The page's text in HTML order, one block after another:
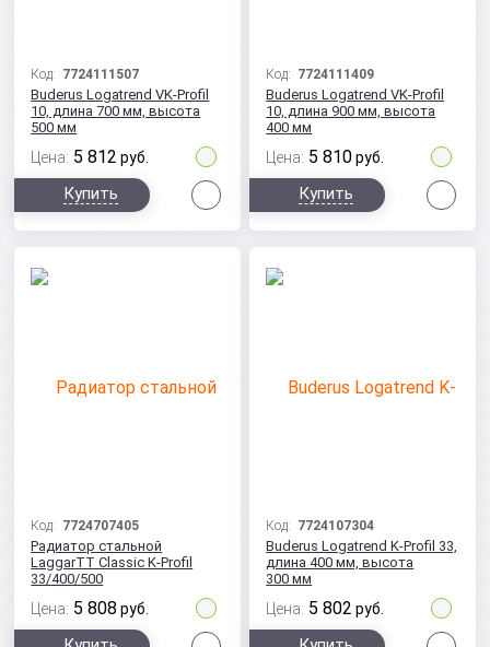
Код: 7724111507
Buderus Logatrend VK-Profil
10, длина 700 мм, высота
500 мм
Цена: 5 812 руб.
Купить
Код: 7724111409
Buderus Logatrend VK-Profil
10, длина 900 мм, высота
400 мм
Цена: 5 810 руб.
Купить
Код: 7724707405
Радиатор стальной
LaggarTT Classic K-Profil
33/400/500
Цена: 5 808 руб.
Код: 7724107304
Buderus Logatrend K-Profil 33,
длина 400 мм, высота
300 мм
Цена: 5 802 руб.